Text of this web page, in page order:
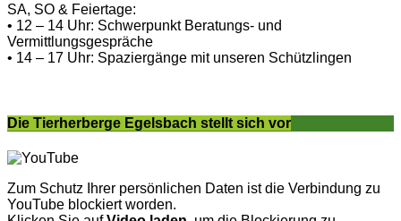
SA, SO & Feiertage:
• 12 – 14 Uhr: Schwerpunkt Beratungs- und
Vermittlungsgespräche
• 14 – 17 Uhr: Spaziergänge mit unseren Schützlingen
Die Tierherberge Egelsbach stellt sich vor
Zum Schutz Ihrer persönlichen Daten ist die Verbindung zu
YouTube blockiert worden.